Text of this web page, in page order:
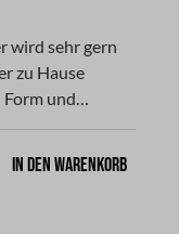
wird sehr gern
zu Hause
und
In den Warenkorb